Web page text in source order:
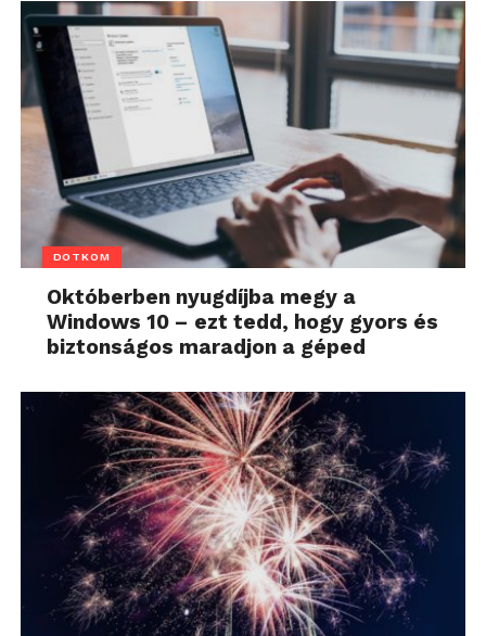
DOTKOM
Októberben nyugdíjba megy a
Windows 10 – ezt tedd, hogy gyors és
biztonságos maradjon a géped